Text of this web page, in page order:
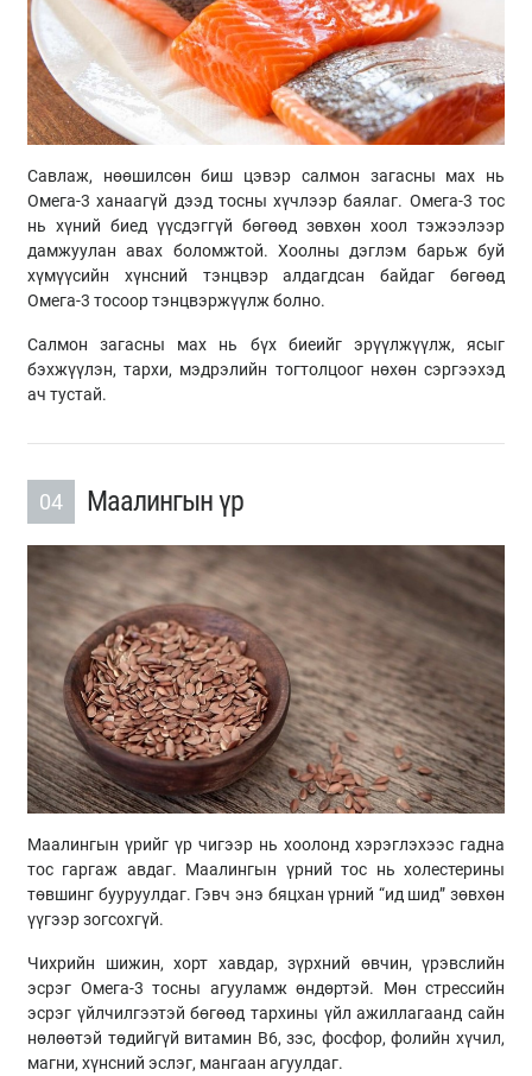
Савлаж, нөөшилсөн биш цэвэр салмон загасны мах нь
Омега-3 ханаагүй дээд тосны хүчлээр баялаг. Омега-3 тос
нь хүний биед үүсдэггүй бөгөөд зөвхөн хоол тэжээлээр
дамжуулан авах боломжтой. Хоолны дэглэм барьж буй
хүмүүсийн хүнсний тэнцвэр алдагдсан байдаг бөгөөд
Омега-3 тосоор тэнцвэржүүлж болно.
Салмон загасны мах нь бүх биеийг эрүүлжүүлж, ясыг
бэхжүүлэн, тархи, мэдрэлийн тогтолцоог нөхөн сэргээхэд
ач тустай.
04 Маалингын үр
Маалингын үрийг үр чигээр нь хоолонд хэрэглэхээс гадна
тос гаргаж авдаг. Маалингын үрний тос нь холестерины
төвшинг бууруулдаг. Гэвч энэ бяцхан үрний “ид шид” зөвхөн
үүгээр зогсохгүй.
Чихрийн шижин, хорт хавдар, зүрхний өвчин, үрэвслийн
эсрэг Омега-3 тосны агууламж өндөртэй. Мөн стрессийн
эсрэг үйлчилгээтэй бөгөөд тархины үйл ажиллагаанд сайн
нөлөөтэй төдийгүй витамин В6, зэс, фосфор, фолийн хүчил,
магни, хүнсний эслэг, мангаан агуулдаг.